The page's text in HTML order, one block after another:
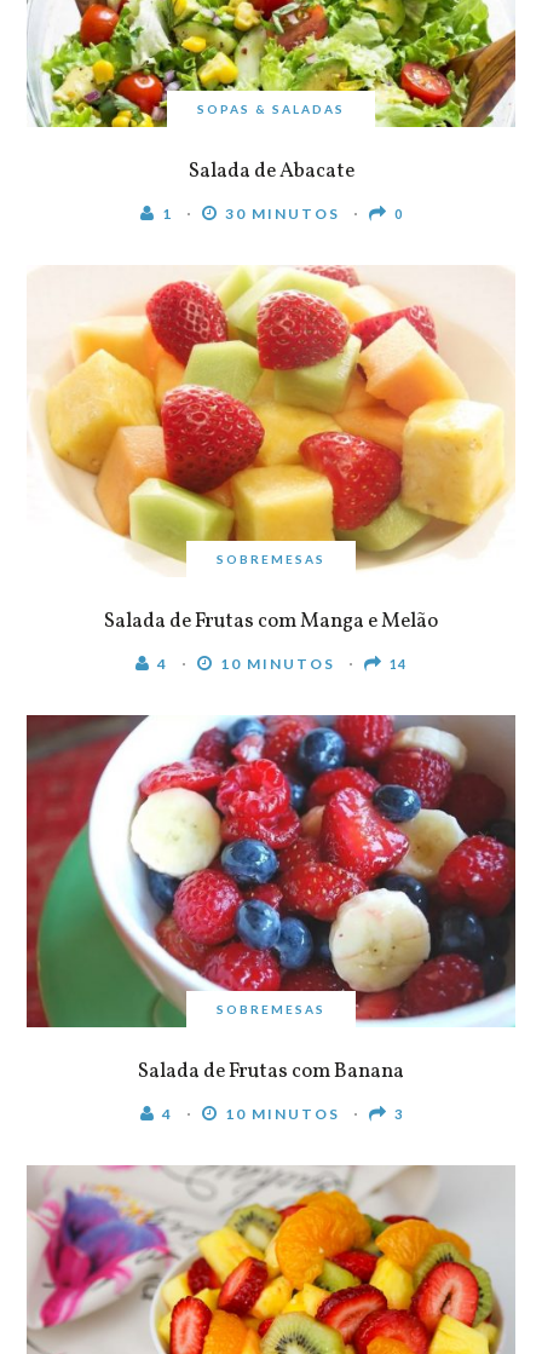
SOPAS & SALADAS
Salada de Abacate
1 30 MINUTOS 0
SOBREMESAS
Salada de Frutas com Manga e Melão
4 10 MINUTOS 14
SOBREMESAS
Salada de Frutas com Banana
4 10 MINUTOS 3